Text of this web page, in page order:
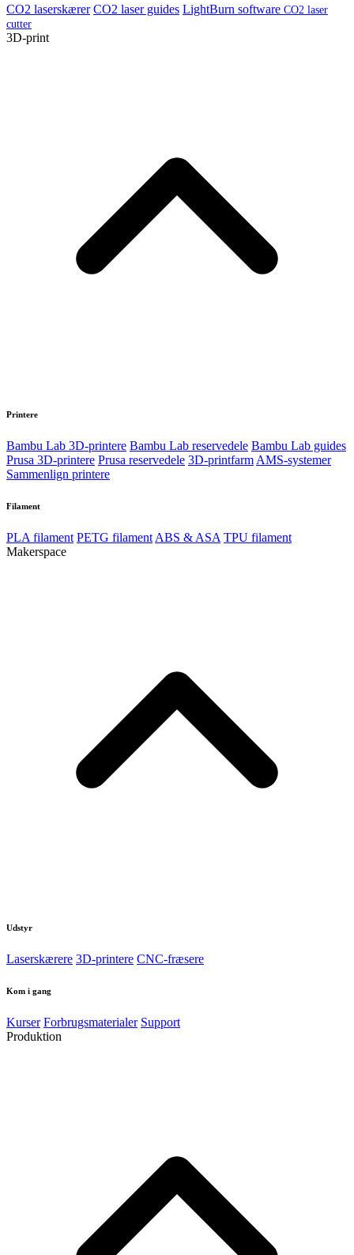
CO2 laserskærer CO2 laser guides LightBurn software CO2 laser
cutter
3D-print
Printere
Bambu Lab 3D-printere Bambu Lab reservedele Bambu Lab guides
Prusa 3D-printere Prusa reservedele 3D-printfarm AMS-systemer
Sammenlign printere
Filament
PLA filament PETG filament ABS & ASA TPU filament
Makerspace
Udstyr
Laserskærere 3D-printere CNC-fræsere
Kom i gang
Kurser Forbrugsmaterialer Support
Produktion